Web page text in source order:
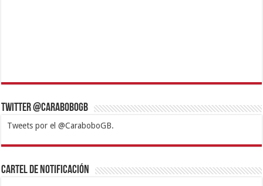
Twitter @CaraboboGB
Tweets por el @CaraboboGB.
1xbetBetturkeyBetistKralbetSupertotobetTipobetMatadorbetMariobet
https://mvbcasino.com/
Cartel de Notificación